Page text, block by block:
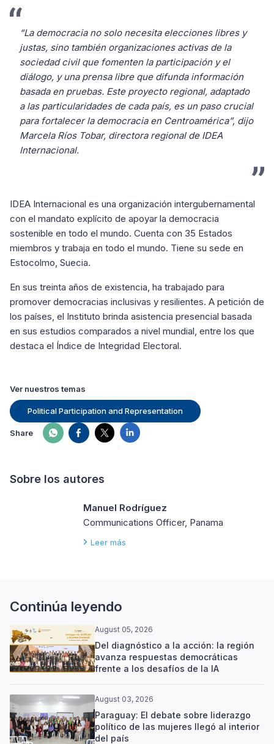
“La democracia no solo necesita elecciones libres y
justas, sino también organizaciones activas de la
sociedad civil que fomenten la participación y el
diálogo, y una prensa libre que difunda información
basada en pruebas. Este proyecto regional, adaptado
a las particularidades de cada país, es un paso crucial
para fortalecer la democracia en Centroamérica”, dijo
Marcela Ríos Tobar, directora regional de IDEA
Internacional.
IDEA Internacional es una organización intergubernamental
con el mandato explícito de apoyar la democracia
sostenible en todo el mundo. Cuenta con 35 Estados
miembros y trabaja en todo el mundo. Tiene su sede en
Estocolmo, Suecia.
En sus treinta años de existencia, ha trabajado para
promover democracias inclusivas y resilientes. A petición de
los países, el Instituto brinda asistencia presencial basada
en sus estudios comparados a nivel mundial, entre los que
destaca el Índice de Integridad Electoral.
Ver nuestros temas
Political Participation and Representation
Share
Sobre los autores
Manuel Rodríguez
Communications Officer, Panama
Leer más
Continúa leyendo
August 05, 2026
Del diagnóstico a la acción: la región
avanza respuestas democráticas
frente a los desafíos de la IA
August 03, 2026
Paraguay: El debate sobre liderazgo
político de las mujeres llegó al interior
del país